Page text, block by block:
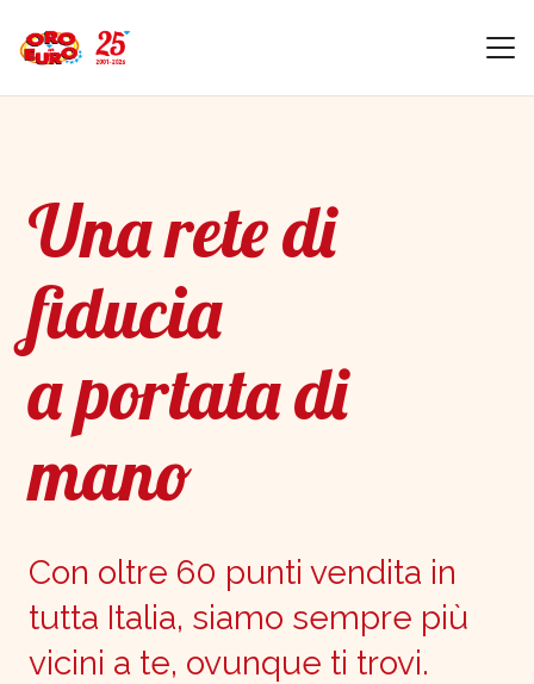
Una rete di
fiducia
a portata di
mano
Con oltre 60 punti vendita in
tutta Italia, siamo sempre più
vicini a te, ovunque ti trovi.